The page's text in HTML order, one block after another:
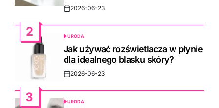
Post2026-06-23
2
POSTED
IN
URODA
Jak używać rozświetlacza w płynie
dla idealnego blasku skóry?
Post2026-06-23
3
POSTED
URODA